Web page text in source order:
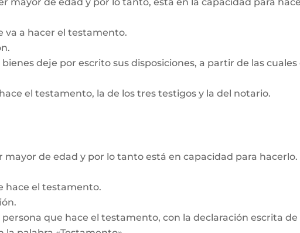
va a hacer el testamento.
deje por escrito sus disposiciones, a partir de las
el testamento, la de los tres testigos y la del notario.
de edad y por lo tanto está en capacidad para
hace el testamento.
que hace el testamento, con la declaración escrita